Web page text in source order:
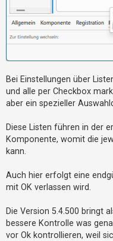
Bei Einstellungen über
und alle per Checkbox
aber ein spezieller
Diese Listen führen in der
Komponente, womit die
kann.
Auch hier erfolgt eine
mit OK verlassen wird.
Die Version 5.4.500 bringt
bessere Kontrolle was
vor Ok kontrollieren, weil